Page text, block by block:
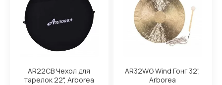
AR22CB Чехол для
тарелок 22", Arborea
AR32WG Wind Гонг 32",
Arborea